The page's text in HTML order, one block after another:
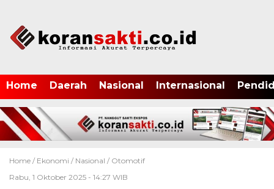
Home Daerah Nasional Internasional
Home / Ekonomi / Nasional / Otomotif
Rabu, 1 Oktober 2025 - 14:27 WIB